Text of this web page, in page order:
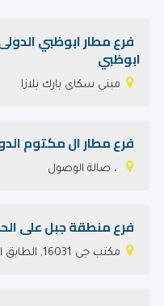
فرع مطار ابوظبي
ابوظبي
مبني سكاى بارك بلازا
فرع مطار ال مكتوم
، صالة الوصول
فرع منطقة جبل على
مكتب جى 16031, الطابق الارضي, جافزا 16